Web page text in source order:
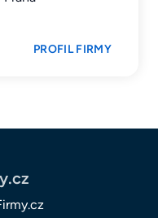
PROFIL FIRMY